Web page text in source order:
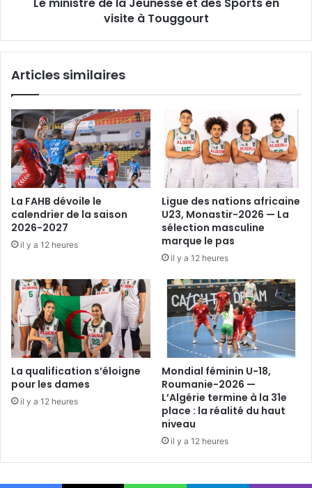
visite à Touggourt
Articles similaires
La FAHB dévoile le
calendrier de la saison
2026-2027
il y a 12 heures
Ligue des nations africaine
U23, Monastir-2026 — La
sélection masculine
marque le pas
il y a 12 heures
La qualification s’éloigne
pour les dames
il y a 12 heures
Mondial féminin U-18,
Roumanie-2026 —
L’Algérie termine à la 31e
place : la réalité du haut
niveau
il y a 12 heures